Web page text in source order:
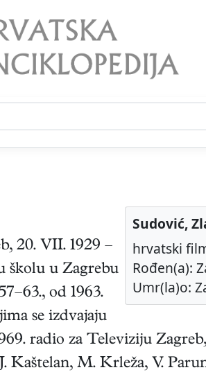
Sudović,
hrvatski
Rođen(a):
Umr(la)o:
, 20. VII. 1929 –
školu u Zagrebu
od 1963.
se izdvajaju
radio za Televiziju
M. Krleža, V.